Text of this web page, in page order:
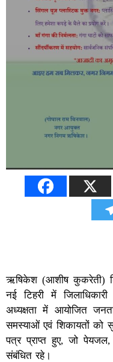
ऋषिकेश (आशीष कुकरेती)
नई टिहरी में
अध्यक्षता में आयोजित
समस्याओं एवं शिकायतों
पत्र प्राप्त हुए, जो पेयजल,
संबंधित रहे।